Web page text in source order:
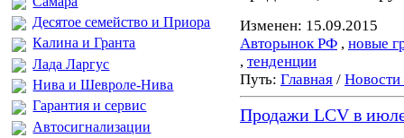
Десятое семейство и Приора
Калина и Гранта
Лада Ларгус
Нива и Шевроле-Нива
Гарантия и сервис
Автосигнализации
Изменен: 15.09.2015
Авторынок РФ , новые
, тенденции
Путь: Главная /
Продажи LCV в